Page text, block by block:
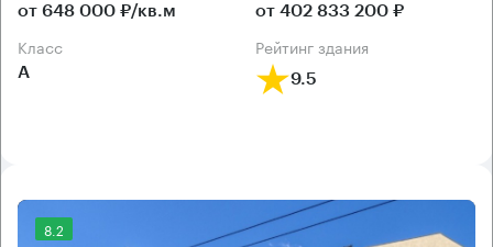
от 648 000 ₽/кв.м от 402 833 200 ₽
класс
А
рейтинг здания
9.5
8.2